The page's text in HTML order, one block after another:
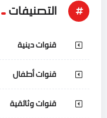
التصنيفات
قنوات دينية
قنوات أطفال
قنوات وثائقية